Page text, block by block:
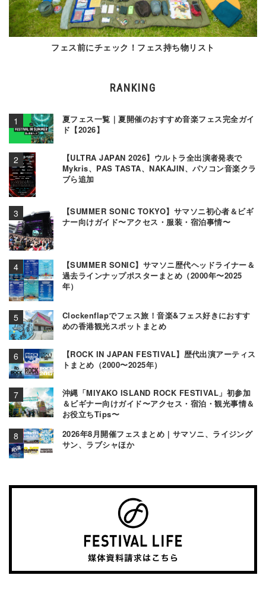
フェス前にチェック！フェス持ち物リスト
RANKING
夏フェス一覧｜夏開催のおすすめ音楽フェス完全ガイ
ド【2026】
【ULTRA JAPAN 2026】ウルトラ全出演者発表で
Mykris、PAS TASTA、NAKAJIN、パソコン音楽クラ
ブら追加
【SUMMER SONIC TOKYO】サマソニ初心者＆ビギ
ナー向けガイド〜アクセス・服装・宿泊事情〜
【SUMMER SONIC】サマソニ歴代ヘッドライナー＆
過去ラインナップポスターまとめ（2000年〜2025
年）
Clockenflapでフェス旅！音楽&フェス好きにおすす
めの香港観光スポットまとめ
【ROCK IN JAPAN FESTIVAL】歴代出演アーティス
トまとめ（2000〜2025年）
沖縄「MIYAKO ISLAND ROCK FESTIVAL」初参加
＆ビギナー向けガイド〜アクセス・宿泊・観光事情＆
お役立ちTips〜
2026年8月開催フェスまとめ | サマソニ、ライジング
サン、ラブシャほか